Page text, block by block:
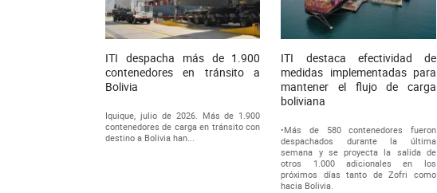
ITI despacha más de 1.900
contenedores en tránsito a
Bolivia
Iquique, julio de 2026. Más de 1.900
contenedores de carga en tránsito con
destino a Bolivia han...
ITI destaca efectividad de
medidas implementadas para
mantener el flujo de carga
boliviana
•Más de 580 contenedores fueron
despachados durante la última
semana y se proyecta la salida de
otros 1.000 adicionales en los
próximos días tanto de Zofri como
hacia Bolivia.